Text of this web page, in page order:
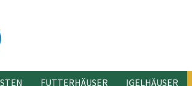
FUTTERHÄUSER IGELHÄUSER